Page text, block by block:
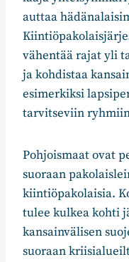
auttaa
vähentää rajat yli
ja kohdistaa
esimerkiksi
tarvitseviin
Pohjoismaat ovat
suoraan
kiintiöpakolaisia.
tulee kulkea kohti
kansainvälisen
suoraan